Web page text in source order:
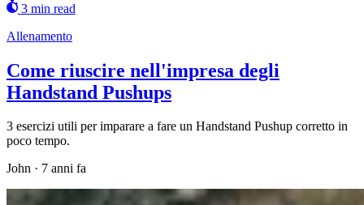
3 min read
Allenamento
Come riuscire nell'impresa degli
Handstand Pushups
3 esercizi utili per imparare a fare un Handstand Pushup corretto in
poco tempo.
John · 7 anni fa